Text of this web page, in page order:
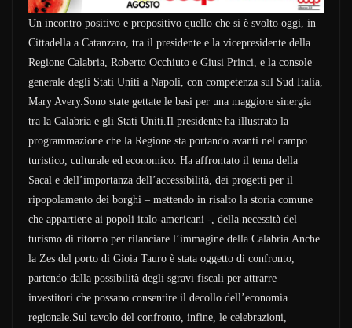
Un incontro positivo e propositivo quello che si è svolto oggi, in
Cittadella a Catanzaro, tra il presidente e la vicepresidente della
Regione Calabria, Roberto Occhiuto e Giusi Princi, e la console
generale degli Stati Uniti a Napoli, con competenza sul Sud Italia,
Mary Avery.Sono state gettate le basi per una maggiore sinergia
tra la Calabria e gli Stati Uniti.Il presidente ha illustrato la
programmazione che la Regione sta portando avanti nel campo
turistico, culturale ed economico. Ha affrontato il tema della
Sacal e dell’importanza dell’accessibilità, dei progetti per il
ripopolamento dei borghi – mettendo in risalto la storia comune
che appartiene ai popoli italo-americani -, della necessità del
turismo di ritorno per rilanciare l’immagine della Calabria.Anche
la Zes del porto di Gioia Tauro è stata oggetto di confronto,
partendo dalla possibilità degli sgravi fiscali per attrarre
investitori che possano consentire il decollo dell’economia
regionale.Sul tavolo del confronto, infine, le celebrazioni,